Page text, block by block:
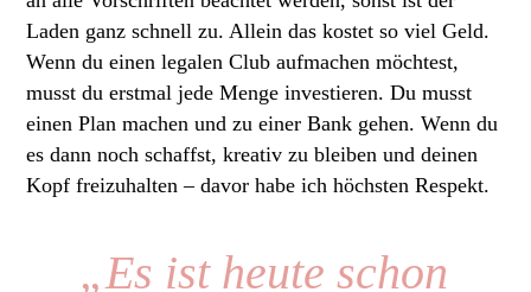
Laden ganz schnell zu. Allein das kostet so viel Geld.
Wenn du einen legalen Club aufmachen möchtest,
musst du erstmal jede Menge investieren. Du musst
einen Plan machen und zu einer Bank gehen. Wenn du
es dann noch schaffst, kreativ zu bleiben und deinen
Kopf freizuhalten – davor habe ich höchsten Respekt.
„Es ist heute schon